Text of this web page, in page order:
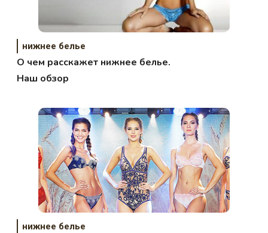
нижнее белье
О чем расскажет нижнее белье.
Наш обзор
нижнее белье